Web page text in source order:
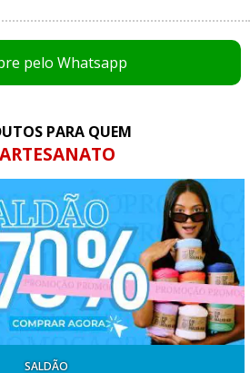
pelo Whatsapp
PARA QUEM
SALDÃO